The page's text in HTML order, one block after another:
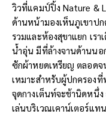
วิวที่แคมป์ปิ้ง Nature &
ด้านหน้ามองเห็นภูเขาป
รวมและห้องสุขาแยก เร
น้ำอุ่น มีที่ล้างจานด้านนอ
ซักผ้าหยดเหรียญ ตลอดจ
เหมาะสำหรับผู้ปกครอง
จุดกางเต็นท์จะช้านิดหนึ่
เล่นบริเวณเคาน์เตอร์แทน